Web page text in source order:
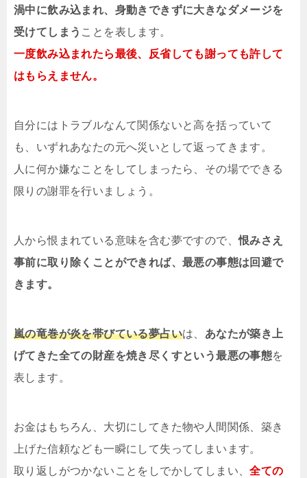
渦中に飲み込まれ、身動きできずに大きなダメージを
受けてしまう ことを表します。
一度飲み込まれたら最後、反省しても謝っても許して
はもらえません。
自分にはトラブルなんて関係ないと高を括っていて
も、いずれあなたの元へ災いとして返ってきます。
人に何か嫌なことをしてしまったら、その場でできる
限りの謝罪を行いましょう。
人から恨まれている意味を含む夢ですので、恨みさえ
事前に取り除くことができれば、最悪の事態は回避で
きます。
嵐の竜巻が炎を帯びている夢占いは、 あなたが築き上
げてきた全ての財産を焼き尽くすという最悪の事態を
表します。
お金はもちろん、大切にしてきた物や人間関係、築き
上げた信頼なども一瞬にして失ってしまいます。
取り返しがつかないことをしでかしてしまい、全ての